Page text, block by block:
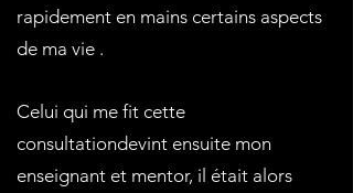
rapidement en mains certains aspects
de ma vie .
Celui qui me fit cette
consultationdevint ensuite mon
enseignant et mentor, il était alors